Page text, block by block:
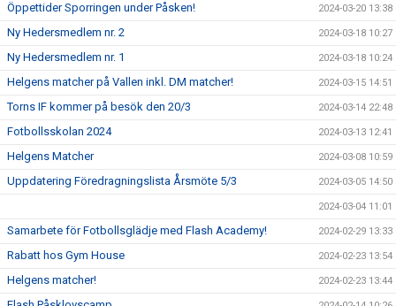
Öppettider Sporringen under Påsken! 2024-03-20 13:38
Ny Hedersmedlem nr. 2 2024-03-18 10:27
Ny Hedersmedlem nr. 1 2024-03-18 10:24
Helgens matcher på Vallen inkl. DM matcher! 2024-03-15 14:51
Torns IF kommer på besök den 20/3 2024-03-14 22:48
Fotbollsskolan 2024 2024-03-13 12:41
Helgens Matcher 2024-03-08 10:59
Uppdatering Föredragningslista Årsmöte 5/3 2024-03-05 14:50
2024-03-04 11:01
Samarbete för Fotbollsglädje med Flash Academy! 2024-02-29 13:33
Rabatt hos Gym House 2024-02-23 13:54
Helgens matcher! 2024-02-23 13:44